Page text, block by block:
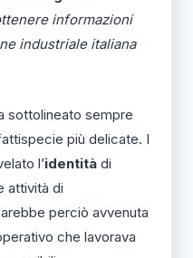
informazioni
industriale italiana
sottolineato sempre
più delicate. I
l’identità di
attività di
perciò avvenuta
che lavorava